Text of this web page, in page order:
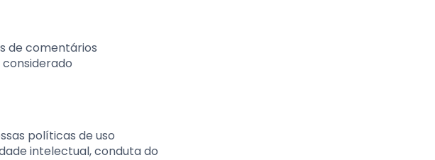
de comentários
políticas de uso
intelectual, conduta do